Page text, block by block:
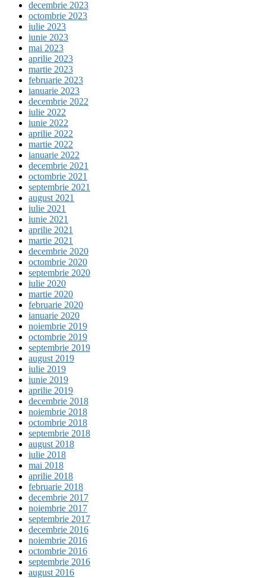
decembrie 2023
octombrie 2023
iulie 2023
iunie 2023
mai 2023
aprilie 2023
martie 2023
februarie 2023
ianuarie 2023
decembrie 2022
iulie 2022
iunie 2022
aprilie 2022
martie 2022
ianuarie 2022
decembrie 2021
octombrie 2021
septembrie 2021
august 2021
iulie 2021
iunie 2021
aprilie 2021
martie 2021
decembrie 2020
octombrie 2020
septembrie 2020
iulie 2020
martie 2020
februarie 2020
ianuarie 2020
noiembrie 2019
octombrie 2019
septembrie 2019
august 2019
iulie 2019
iunie 2019
aprilie 2019
decembrie 2018
noiembrie 2018
octombrie 2018
septembrie 2018
august 2018
iulie 2018
mai 2018
aprilie 2018
februarie 2018
decembrie 2017
noiembrie 2017
septembrie 2017
decembrie 2016
noiembrie 2016
octombrie 2016
septembrie 2016
august 2016